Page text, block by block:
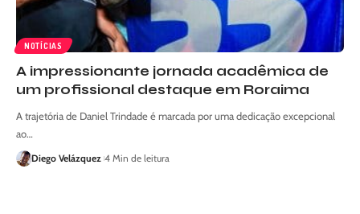
NOTÍCIAS
A impressionante jornada acadêmica de
um profissional destaque em Roraima
A trajetória de Daniel Trindade é marcada por uma dedicação excepcional
ao…
Diego Velázquez 4 Min de leitura